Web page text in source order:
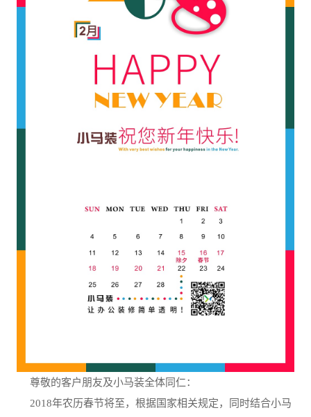
尊敬的客户朋友及小马装全体同仁：
2018年农历春节将至，根据国家相关规定，同时结合小马